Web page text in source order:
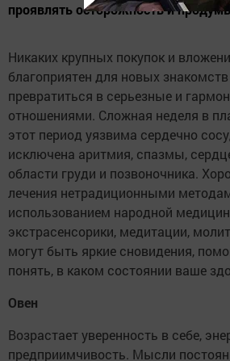
проявлять осторожность и
Никаких крупных покупок и
благоприятен для новых
превратиться в серьезные и
отношениями. Сложная неделя в
этот период уязвима сердечно
исключена аритмия, спазмы,
области груди и позвоночника.
лечения нетрадиционными
использованием народной
экстрасенсорики, медитации,
могут быть яркие сновидения,
понять, в каком состоянии ваше
Овен
Возрастает уверенность в себе,
предприимчивость. Мысли